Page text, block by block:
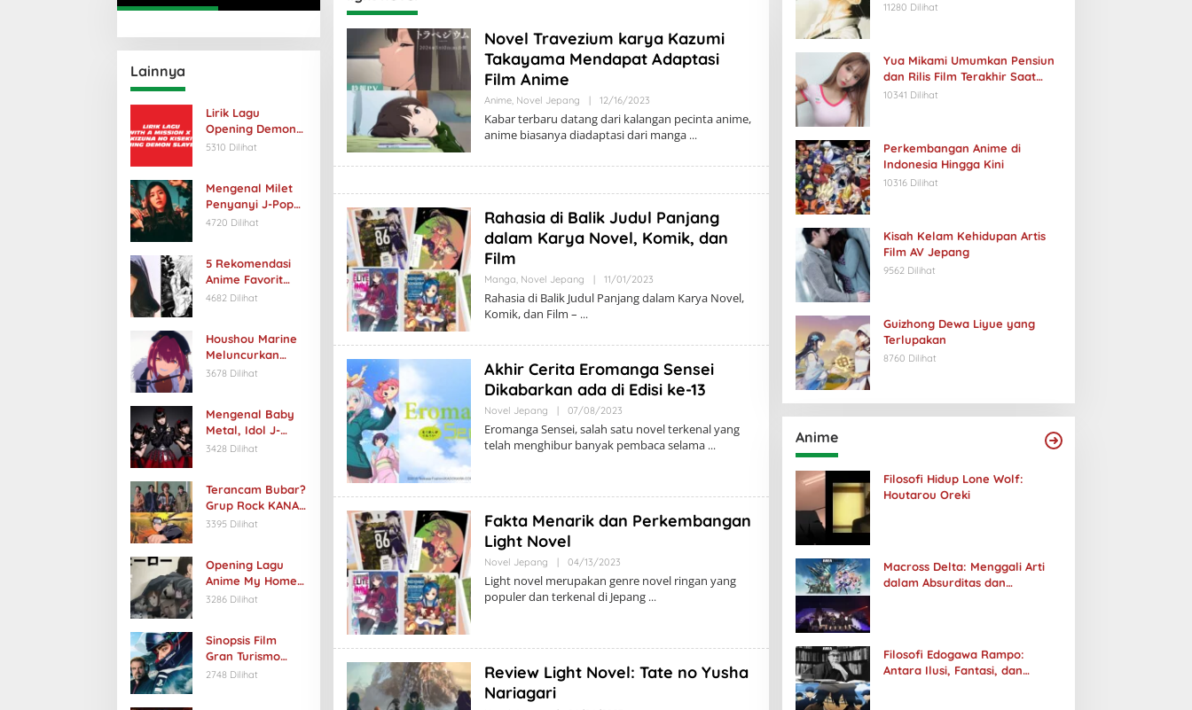
Lainnya
Lirik Lagu
Opening Demon
Slayer S3
5310 Dilihat
Mengenal Milet
Penyanyi J-Pop
dengan Suara
4720 Dilihat
5 Rekomendasi
Anime Favorit
Kpop Idol yang
4682 Dilihat
Houshou Marine
Meluncurkan
Video Musik
3678 Dilihat
Mengenal Baby
Metal, Idol J-
Rock Asal Jepang
3428 Dilihat
Terancam Bubar?
Grup Rock KANA-
BOON Hiatus, 2
3395 Dilihat
Opening Lagu
Anime My Home
Hero Berjudul Ai
3286 Dilihat
Sinopsis Film
Gran Turismo
2023:
2748 Dilihat
Novel Travezium karya Kazumi
Takayama Mendapat Adaptasi
Film Anime
Anime, Novel Jepang 12/16/2023Oleh
Nidaunnisa
Kabar terbaru datang dari kalangan pecinta anime,
anime biasanya diadaptasi dari manga
Rahasia di Balik Judul Panjang
dalam Karya Novel, Komik, dan
Film
Manga, Novel Jepang 11/01/2023Oleh
K
Rahasia di Balik Judul Panjang dalam Karya Novel,
Komik, dan Film –
Akhir Cerita Eromanga Sensei
Dikabarkan ada di Edisi ke-13
Novel Jepang 07/08/2023Oleh
K
Eromanga Sensei, salah satu novel terkenal yang
telah menghibur banyak pembaca selama
Fakta Menarik dan Perkembangan
Light Novel
Novel Jepang 04/13/2023Oleh
Light novel merupakan genre novel ringan yang
populer dan terkenal di Jepang
Review Light Novel: Tate no Yusha
Nariagari
11280 Dilihat
Yua Mikami Umumkan Pensiun
dan Rilis Film Terakhir Saat
Ulang Tahun
10341 Dilihat
Perkembangan Anime di
Indonesia Hingga Kini
10316 Dilihat
Kisah Kelam Kehidupan Artis
Film AV Jepang
9562 Dilihat
Guizhong Dewa Liyue yang
Terlupakan
8760 Dilihat
Anime
Filosofi Hidup Lone Wolf:
Houtarou Oreki
Macross Delta: Menggali Arti
dalam Absurditas dan
Filosofi Edogawa Rampo:
Antara Ilusi, Fantasi, dan